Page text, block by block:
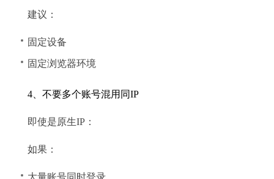
建议：
固定设备
固定浏览器环境
4、不要多个账号混用同IP
即使是原生IP：
如果：
大量账号同时登录